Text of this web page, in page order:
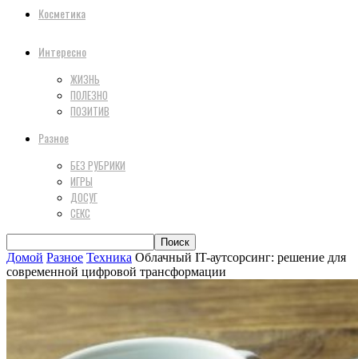
Косметика
Интересно
ЖИЗНЬ
ПОЛЕЗНО
ПОЗИТИВ
Разное
БЕЗ РУБРИКИ
ИГРЫ
ДОСУГ
СЕКС
Домой Разное Техника Облачный IT-аутсорсинг: решение для
современной цифровой трансформации